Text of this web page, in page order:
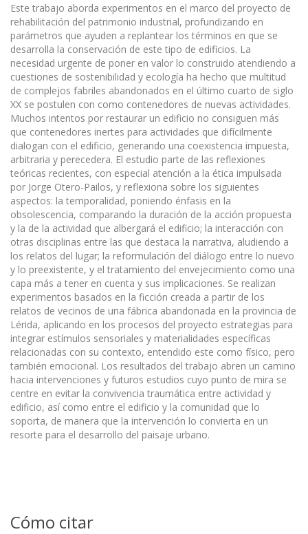
Este trabajo aborda experimentos en el marco del proyecto de
rehabilitación del patrimonio industrial, profundizando en
parámetros que ayuden a replantear los términos en que se
desarrolla la conservación de este tipo de edificios. La
necesidad urgente de poner en valor lo construido atendiendo a
cuestiones de sostenibilidad y ecología ha hecho que multitud
de complejos fabriles abandonados en el último cuarto de siglo
XX se postulen con como contenedores de nuevas actividades.
Muchos intentos por restaurar un edificio no consiguen más
que contenedores inertes para actividades que difícilmente
dialogan con el edificio, generando una coexistencia impuesta,
arbitraria y perecedera. El estudio parte de las reflexiones
teóricas recientes, con especial atención a la ética impulsada
por Jorge Otero-Pailos, y reflexiona sobre los siguientes
aspectos: la temporalidad, poniendo énfasis en la
obsolescencia, comparando la duración de la acción propuesta
y la de la actividad que albergará el edificio; la interacción con
otras disciplinas entre las que destaca la narrativa, aludiendo a
los relatos del lugar; la reformulación del diálogo entre lo nuevo
y lo preexistente, y el tratamiento del envejecimiento como una
capa más a tener en cuenta y sus implicaciones. Se realizan
experimentos basados en la ficción creada a partir de los
relatos de vecinos de una fábrica abandonada en la provincia de
Lérida, aplicando en los procesos del proyecto estrategias para
integrar estímulos sensoriales y materialidades específicas
relacionadas con su contexto, entendido este como físico, pero
también emocional. Los resultados del trabajo abren un camino
hacia intervenciones y futuros estudios cuyo punto de mira se
centre en evitar la convivencia traumática entre actividad y
edificio, así como entre el edificio y la comunidad que lo
soporta, de manera que la intervención lo convierta en un
resorte para el desarrollo del paisaje urbano.
Cómo citar